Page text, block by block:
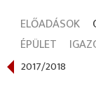
ELŐADÁSOK
ÉPÜLET
2017/2018